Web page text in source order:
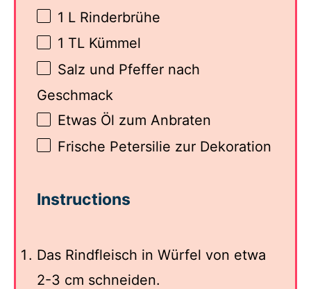
1 L Rinderbrühe
1 TL Kümmel
Salz und Pfeffer nach
Geschmack
Etwas Öl zum Anbraten
Frische Petersilie zur Dekoration
Instructions
Das Rindfleisch in Würfel von etwa
2-3 cm schneiden.